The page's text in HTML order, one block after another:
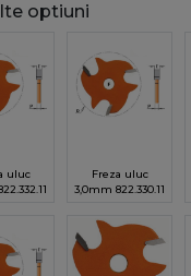
optiuni
uluc
Freza uluc
3,0mm 822.330.11